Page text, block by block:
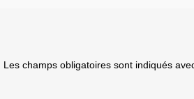
Les champs obligatoires sont indiqués